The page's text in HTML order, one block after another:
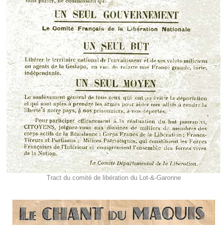
Tract du comité de libération du Lot-&-Garonne